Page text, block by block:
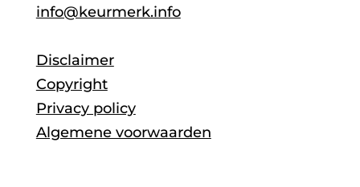
info@keurmerk.info
Disclaimer
Copyright
Privacy policy
Algemene voorwaarden